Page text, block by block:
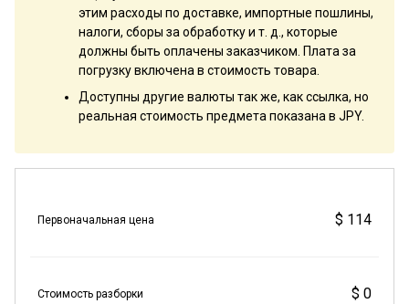
этим расходы по доставке, импортные пошлины,
налоги, сборы за обработку и т. д., которые
должны быть оплачены заказчиком. Плата за
погрузку включена в стоимость товара.
Доступны другие валюты так же, как ссылка, но
реальная стоимость предмета показана в JPY.
Первоначальная цена $ 114
Стоимость разборки $ 0